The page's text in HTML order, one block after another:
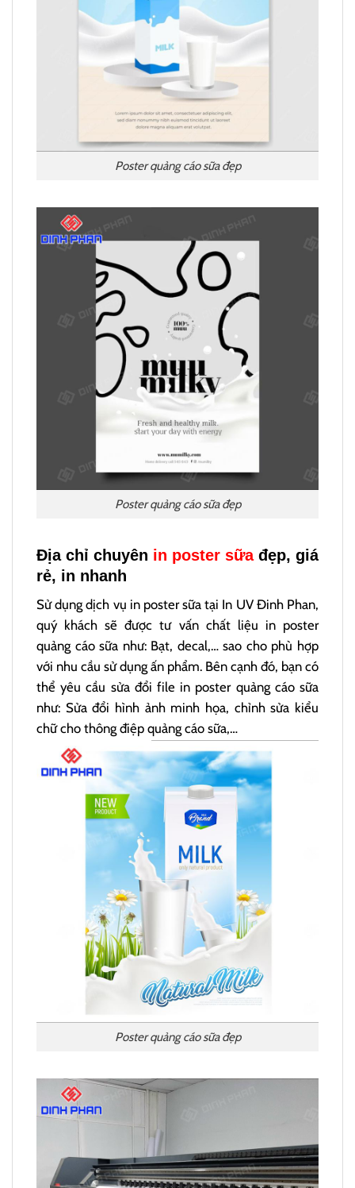
Poster quảng cáo sữa đẹp
Poster quảng cáo sữa đẹp
Địa chỉ chuyên in poster sữađẹp, giá
rẻ, in nhanh
Sử dụng dịch vụ in poster sữa tại In UV Đinh Phan,
quý khách sẽ được tư vấn chất liệu in poster
quảng cáo sữa như: Bạt, decal,… sao cho phù hợp
với nhu cầu sử dụng ấn phẩm. Bên cạnh đó, bạn có
thể yêu cầu sửa đổi file in poster quảng cáo sữa
như: Sửa đổi hình ảnh minh họa, chỉnh sửa kiểu
chữ cho thông điệp quảng cáo sữa,…
Poster quảng cáo sữa đẹp